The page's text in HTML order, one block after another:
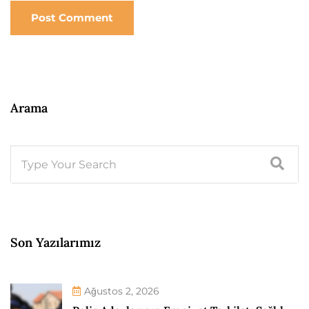
Post Comment
Arama
Son Yazılarımız
Ağustos 2, 2026